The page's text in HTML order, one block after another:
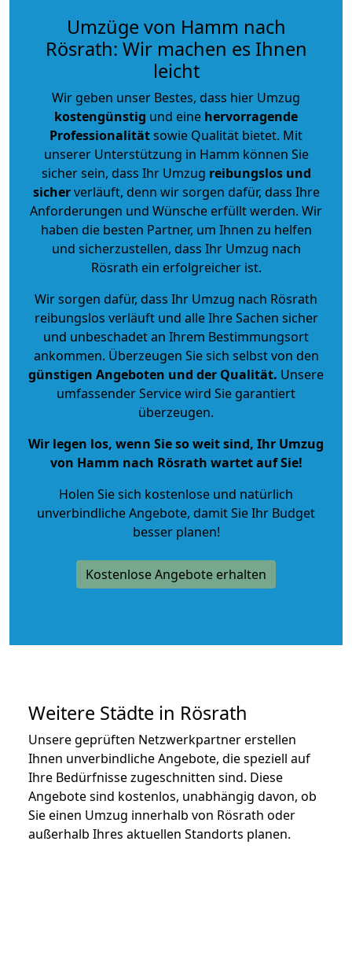
Umzüge von Hamm nach
Rösrath: Wir machen es Ihnen
leicht
Wir geben unser Bestes, dass hier Umzug
kostengünstig und eine hervorragende
Professionalitätsowie Qualität bietet. Mit
unserer Unterstützung in Hamm können Sie
sicher sein, dass Ihr Umzug reibungslos und
sicherverläuft, denn wir sorgen dafür, dass Ihre
Anforderungen und Wünsche erfüllt werden. Wir
haben die besten Partner, um Ihnen zu helfen
und sicherzustellen, dass Ihr Umzug nach
Rösrath ein erfolgreicher ist.
Wir sorgen dafür, dass Ihr Umzug nach Rösrath
reibungslos verläuft und alle Ihre Sachen sicher
und unbeschadet an Ihrem Bestimmungsort
ankommen. Überzeugen Sie sich selbst von den
günstigen Angeboten und der Qualität. Unsere
umfassender Service wird Sie garantiert
überzeugen.
Wir legen los, wenn Sie so weit sind, Ihr Umzug
von Hamm nach Rösrath wartet auf Sie!
Holen Sie sich kostenlose und natürlich
unverbindliche Angebote, damit Sie Ihr Budget
besser planen!
Kostenlose Angebote erhalten
Weitere Städte in Rösrath
Unsere geprüften Netzwerkpartner erstellen
Ihnen unverbindliche Angebote, die speziell auf
Ihre Bedürfnisse zugeschnitten sind. Diese
Angebote sind kostenlos, unabhängig davon, ob
Sie einen Umzug innerhalb von Rösrath oder
außerhalb Ihres aktuellen Standorts planen.